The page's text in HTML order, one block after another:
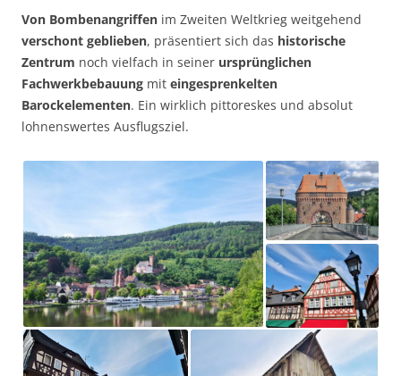
Von Bombenangriffen im Zweiten Weltkrieg weitgehend
verschont geblieben, präsentiert sich das historische
Zentrum noch vielfach in seiner ursprünglichen
Fachwerkbebauung mit eingesprenkelten
Barockelementen. Ein wirklich pittoreskes und absolut
lohnenswertes Ausflugsziel.